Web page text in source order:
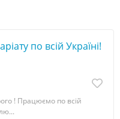
по всій Україні!
! Працюємо по всій